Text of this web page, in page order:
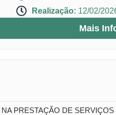
Realização: 12/02/
Mais
PRESTAÇÃO DE